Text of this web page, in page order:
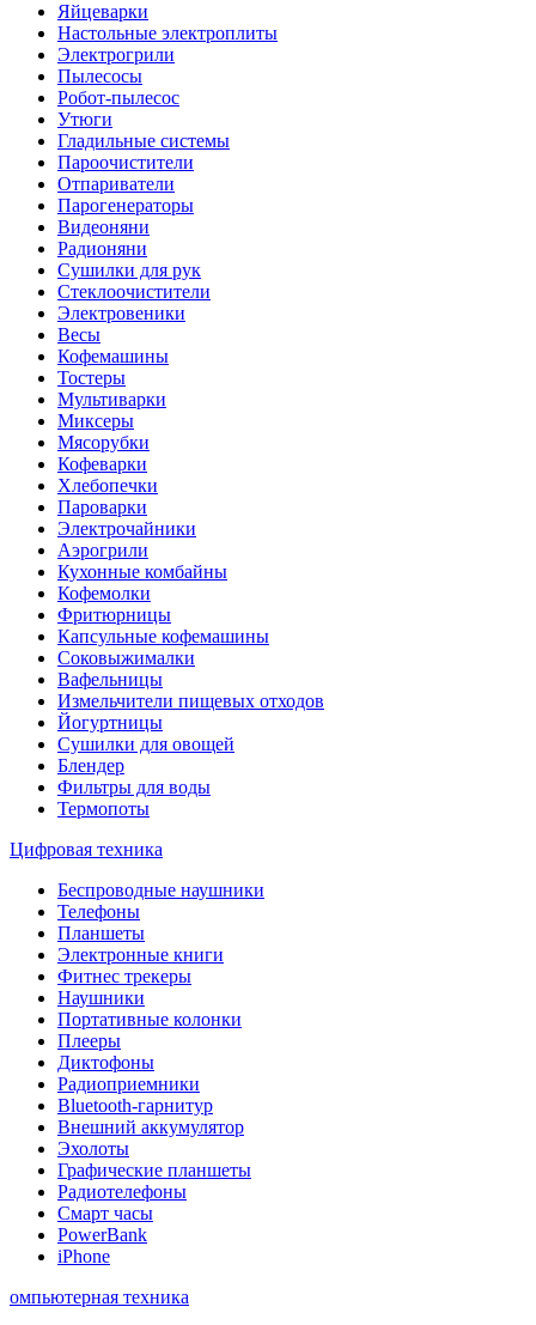
Яйцеварки
Настольные электроплиты
Электрогрили
Пылесосы
Робот-пылесос
Утюги
Гладильные системы
Пароочистители
Отпариватели
Парогенераторы
Видеоняни
Радионяни
Сушилки для рук
Стеклоочистители
Электровеники
Весы
Кофемашины
Тостеры
Мультиварки
Миксеры
Мясорубки
Кофеварки
Хлебопечки
Пароварки
Электрочайники
Аэрогрили
Кухонные комбайны
Кофемолки
Фритюрницы
Капсульные кофемашины
Соковыжималки
Вафельницы
Измельчители пищевых отходов
Йогуртницы
Сушилки для овощей
Блендер
Фильтры для воды
Термопоты
Цифровая техника
Беспроводные наушники
Телефоны
Планшеты
Электронные книги
Фитнес трекеры
Наушники
Портативные колонки
Плееры
Диктофоны
Радиоприемники
Bluetooth-гарнитур
Внешний аккумулятор
Эхолоты
Графические планшеты
Радиотелефоны
Смарт часы
PowerBank
iPhone
омпьютерная техника